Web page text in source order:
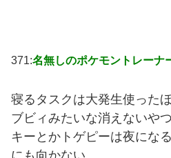
371:名無しのポケモントレーナ
寝るタスクは大発生使った
ブビィみたいな消えないや
キーとかトゲピーは夜にな